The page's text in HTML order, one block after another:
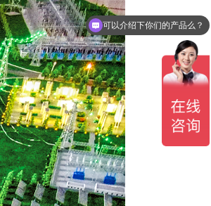
你们是怎么收费的呢？